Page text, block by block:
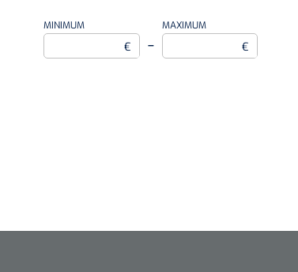
MINIMUM
€ –
MAXIMUM
€